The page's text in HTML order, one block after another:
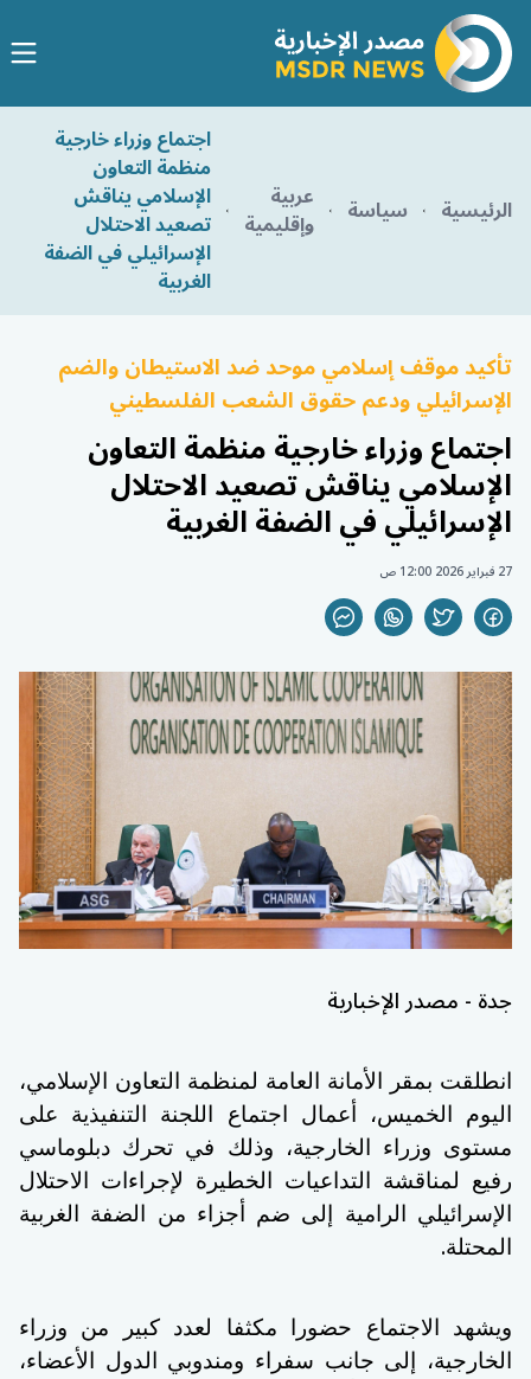
الرئيسية سياسة عربية
وإقليمية
اجتماع وزراء خارجية
منظمة التعاون
الإسلامي يناقش
تصعيد الاحتلال
الإسرائيلي في الضفة
الغربية
تأكيد موقف إسلامي موحد ضد الاستيطان والضم
الإسرائيلي ودعم حقوق الشعب الفلسطيني
اجتماع وزراء خارجية منظمة التعاون
الإسلامي يناقش تصعيد الاحتلال
الإسرائيلي في الضفة الغربية
27 فبراير 2026 12:00 ص
جدة - مصدر الإخبارية
انطلقت بمقر الأمانة العامة لمنظمة التعاون الإسلامي،
اليوم الخميس، أعمال اجتماع اللجنة التنفيذية على
مستوى وزراء الخارجية، وذلك في تحرك دبلوماسي
رفيع لمناقشة التداعيات الخطيرة لإجراءات الاحتلال
الإسرائيلي الرامية إلى ضم أجزاء من الضفة الغربية
المحتلة.
ويشهد الاجتماع حضورا مكثفا لعدد كبير من وزراء
الخارجية، إلى جانب سفراء ومندوبي الدول الأعضاء،